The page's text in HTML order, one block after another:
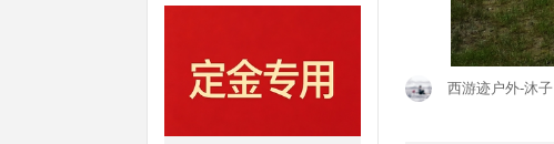
西游迹户外-沐子